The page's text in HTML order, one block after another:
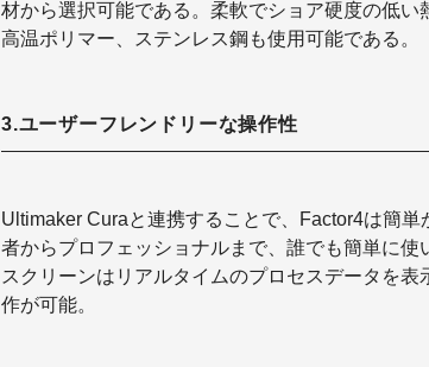
材から選択可能である。柔軟でショア硬度の低
高温ポリマー、ステンレス鋼も使用可能である。
3.ユーザーフレンドリーな操作性
Ultimaker Curaと連携することで、Factor4は簡
者からプロフェッショナルまで、誰でも簡単に
スクリーンはリアルタイムのプロセスデータを
作が可能。